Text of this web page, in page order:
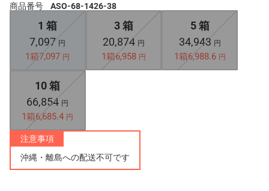
商品番号 ASO-68-1426-38
1 箱
7,097 円
1箱7,097 円
3 箱
20,874 円
1箱6,958 円
5 箱
34,943 円
1箱6,988.6 円
10 箱
66,854 円
1箱6,685.4 円
注意事項
沖縄・離島への配送不可です